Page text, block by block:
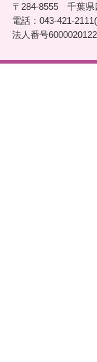
〒284-8555 千葉県
電話：043-421-2111(
法人番号